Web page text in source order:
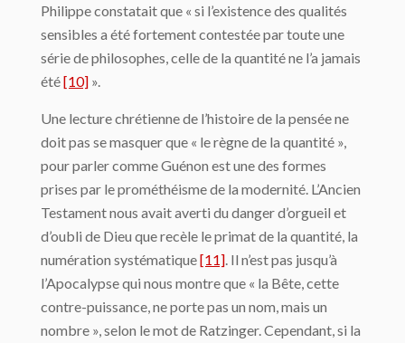
Philippe constatait que « si l’exis­tence des qualités
sensibles a été fortement contestée par toute une
série de philo­sophes, celle de la quantité ne l’a jamais
été[10] ».
Une lecture chrétienne de l’histoire de la pensée ne
doit pas se masquer que « le règne de la quantité »,
pour parler comme Guénon est une des formes
prises par le promé­théisme de la modernité. L’Ancien
Testament nous avait averti du danger d’orgueil et
d’oubli de Dieu que recèle le primat de la quantité, la
numération systématique[11] . Il n’est pas jusqu’à
l’Apocalypse qui nous montre que « la Bête, cette
contre-puissance, ne porte pas un nom, mais un
nombre », selon le mot de Ratzinger. Cependant, si la